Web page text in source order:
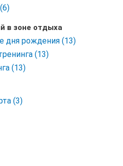
в зоне отдыха
дня рождения (13)
(13)
(13)
(3)